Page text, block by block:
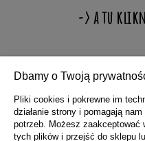
Dbamy o Twoją
Pliki cookies i pokrewne im
działanie strony i pomagają
potrzeb. Możesz
tych plików i przejść do sklepu